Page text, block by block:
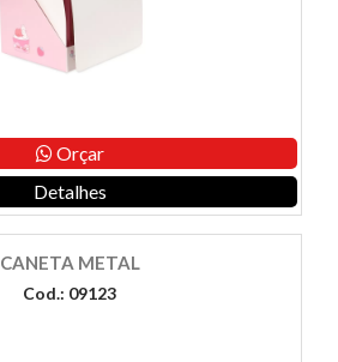
Orçar
Detalhes
CANETA METAL
Cod.: 09123